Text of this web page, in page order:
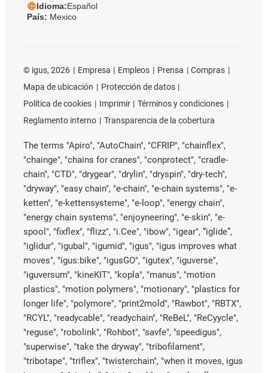
Idioma:Español
País: Mexico
© igus, 2026 Empresa Empleos Prensa
Compras
Mapa de ubicación
Protección de datos
Política de cookies
Imprimir
Términos y condiciones
Reglamento interno
Transparencia de la cobertura
The terms "Apiro", "AutoChain", "CFRIP", "chainflex",
"chainge", "chains for cranes", "conprotect", "cradle-
chain", "CTD", "drygear", "drylin", "dryspin", "dry-tech",
"dryway", "easy chain", "e-chain", "e-chain systems", "e-
ketten", "e-kettensysteme", "e-loop", "energy chain",
"energy chain systems", "enjoyneering", "e-skin", "e-
spool", "fixflex", "flizz", "i.Cee", "ibow", "igear", “iglide”,
"iglidur", "igubal", "igumid", "igus", "igus improves what
moves", "igus:bike", "igusGO", "igutex", "iguverse",
"iguversum", "kineKIT", "kopla", "manus", "motion
plastics", "motion polymers", "motionary", "plastics for
longer life", "polymore", "print2mold", "Rawbot", "RBTX",
"RCYL", "readycable", "readychain", "ReBeL", "ReCyycle",
"reguse", "robolink", "Rohbot", "savfe", "speedigus",
"superwise", "take the dryway", "tribofilament",
"tribotape", "triflex", "twisterchain", "when it moves, igus